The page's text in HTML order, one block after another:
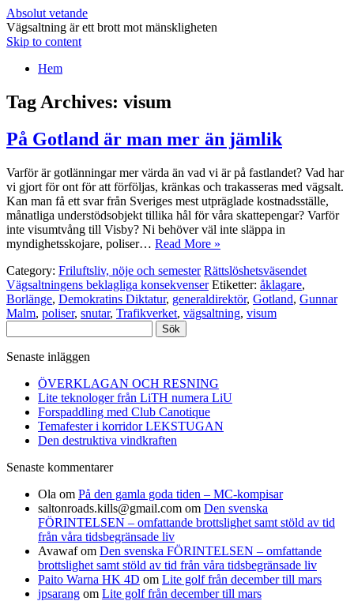
Absolut vetande
Vägsaltning är ett brott mot mänskligheten
Skip to content
Hem
Tag Archives: visum
På Gotland är man mer än jämlik
Varför är gotlänningar mer värda än vad vi är på fastlandet? Vad har
vi gjort för ont för att förföljas, kränkas och trakasseras med vägsalt.
Kan man få ett svar från Sveriges mest utpräglade kostnadsställe,
månatliga understödsobjekt tillika hål för våra skattepengar? Varför
inte visumtvång till Visby? Ni behöver väl inte släppa in
myndighetsskojare, poliser… Read More »
Category: Friluftsliv, nöje och semester Rättslöshetsväsendet
Vägsaltningens beklagliga konsekvenser Etiketter: åklagare,
Borlänge, Demokratins Diktatur, generaldirektör, Gotland, Gunnar
Malm, poliser, snutar, Trafikverket, vägsaltning, visum
efter:
Senaste inläggen
ÖVERKLAGAN OCH RESNING
Lite teknologer från LiTH numera LiU
Forspaddling med Club Canotique
Temafester i korridor LEKSTUGAN
Den destruktiva vindkraften
Senaste kommentarer
Ola om På den gamla goda tiden – MC-kompisar
saltonroads.kills@gmail.com om Den svenska
FÖRINTELSEN – omfattande brottslighet samt stöld av tid
från våra tidsbegränsade liv
Avawafom Den svenska FÖRINTELSEN – omfattande
brottslighet samt stöld av tid från våra tidsbegränsade liv
Paito Warna HK 4D om Lite golf från december till mars
jpsarang om Lite golf från december till mars